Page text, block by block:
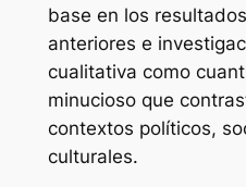
base en los
anteriores e
cualitativa como
minucioso que
contextos políticos,
culturales.